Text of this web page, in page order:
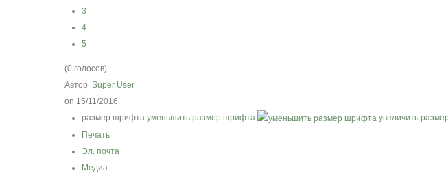
3
4
5
(0 голосов)
Автор Super User
on 15/11/2016
размер шрифта уменьшить размер шрифта
увеличить
Печать
Эл. почта
Медиа